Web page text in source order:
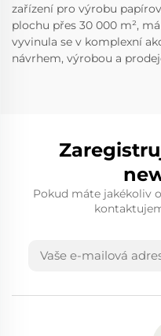
zařízení pro výrobu
plochu přes 30 000 m²,
vyvinula se v komplexní
návrhem, výrobou a
Pokud máte jakékoliv